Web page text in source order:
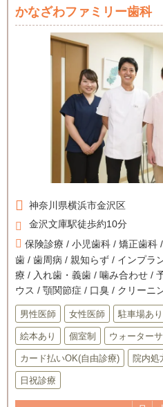
かなざわファミリー歯科
神奈川県横浜市金沢区
金沢文庫駅徒歩約10分
保険診療 / 小児歯科 / 矯正歯科
歯 / 歯周病 / 親知らず / インプラ
療 / 入れ歯・義歯 / 噛み合わせ /
ウス / 顎関節症 / 口臭 / クリーニ
男性医師 女性医師 駐車場あり
絵本あり 個室制 ウォーター
カード払いOK(自由診療) 院内処
日祝診療